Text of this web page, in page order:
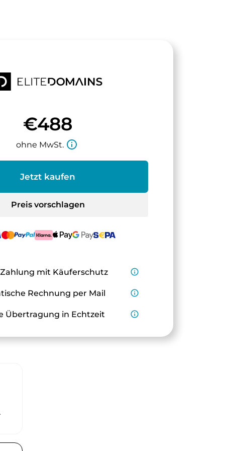
€488
ohne MwSt. info_outline
Jetzt kaufen
Preis vorschlagen
mit Käuferschutz info_outline
Rechnung per Mail info_outline
Übertragung in Echtzeit info_outline